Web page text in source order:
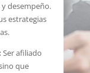
desempeño.
estrategias
Ser afiliado
que